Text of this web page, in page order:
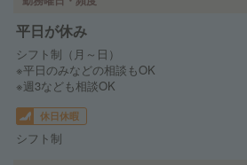
平日が休み
シフト制（月～日）
※平日のみなどの相談もOK
※週3なども相談OK
休日休暇
シフト制